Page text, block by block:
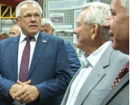
в
рамках